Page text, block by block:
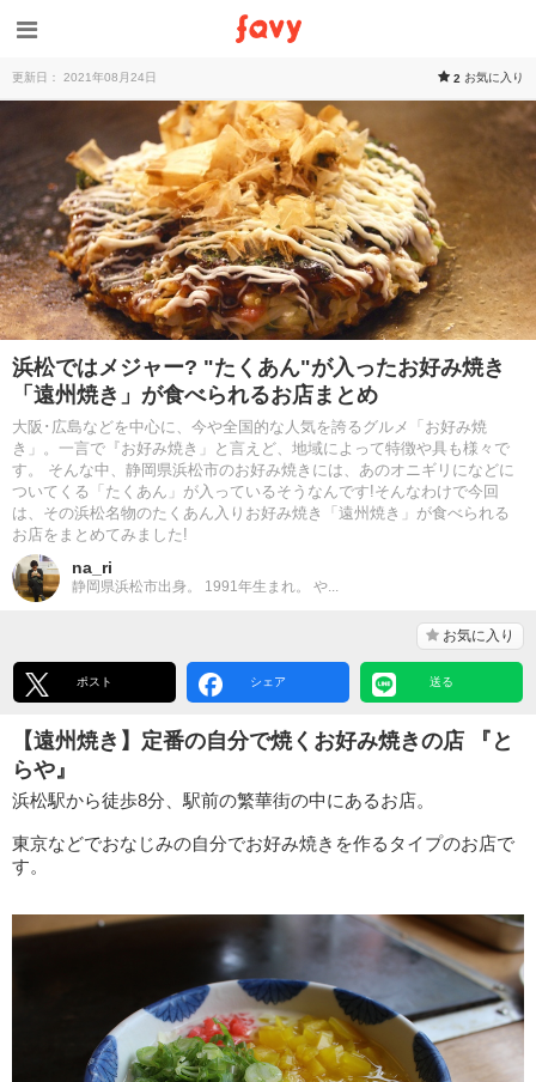
更新日： 2021年08月24日 2 お気に入り
浜松ではメジャー? "たくあん"が入ったお好み焼き
「遠州焼き」が食べられるお店まとめ
大阪･広島などを中心に、今や全国的な人気を誇るグルメ「お好み焼
き」。一言で『お好み焼き」と言えど、地域によって特徴や具も様々で
す。 そんな中、静岡県浜松市のお好み焼きには、あのオニギリになどに
ついてくる「たくあん」が入っているそうなんです!そんなわけで今回
は、その浜松名物のたくあん入りお好み焼き「遠州焼き」が食べられる
お店をまとめてみました!
na_ri
静岡県浜松市出身。 1991年生まれ。 や...
お気に入り
ポスト シェア 送る
【遠州焼き】定番の自分で焼くお好み焼きの店 『と
らや』
浜松駅から徒歩8分、駅前の繁華街の中にあるお店。
東京などでおなじみの自分でお好み焼きを作るタイプのお店で
す。